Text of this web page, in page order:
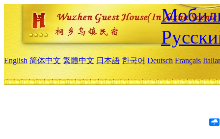
English 简体中文 繁體中文 日本語 한국어 Deutsch Français